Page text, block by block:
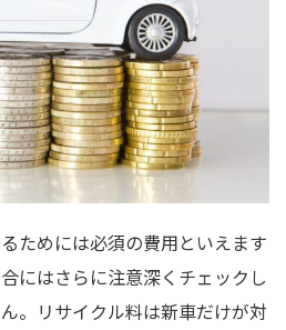
ためには必須の費用といえます
にはさらに注意深くチェックし
。リサイクル料は新車だけが対